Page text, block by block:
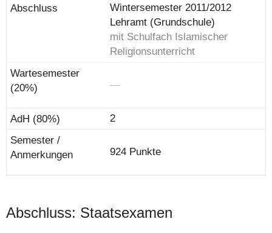
Wintersemester 2011/2012
Lehramt (Grundschule)
mit Schulfach Islamischer
Religionsunterricht
―
2
924 Punkte
Abschluss: Staatsexamen